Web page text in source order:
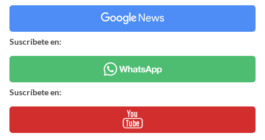
Suscríbete en:
Suscríbete en: